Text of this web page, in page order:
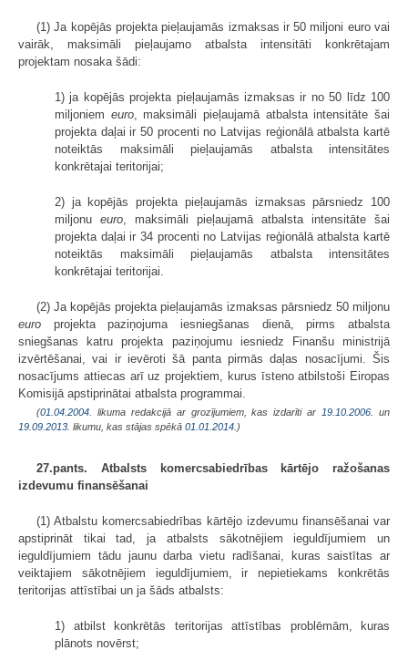
(1) Ja kopējās projekta pieļaujamās izmaksas ir 50 miljoni euro vai
vairāk, maksimāli pieļaujamo atbalsta intensitāti konkrētajam
projektam nosaka šādi:
1) ja kopējās projekta pieļaujamās izmaksas ir no 50 līdz 100
miljoniem euro, maksimāli pieļaujamā atbalsta intensitāte šai
projekta daļai ir 50 procenti no Latvijas reģionālā atbalsta kartē
noteiktās maksimāli pieļaujamās atbalsta intensitātes
konkrētajai teritorijai;
2) ja kopējās projekta pieļaujamās izmaksas pārsniedz 100
miljonu euro, maksimāli pieļaujamā atbalsta intensitāte šai
projekta daļai ir 34 procenti no Latvijas reģionālā atbalsta kartē
noteiktās maksimāli pieļaujamās atbalsta intensitātes
konkrētajai teritorijai.
(2) Ja kopējās projekta pieļaujamās izmaksas pārsniedz 50 miljonu
euro projekta paziņojuma iesniegšanas dienā, pirms atbalsta
sniegšanas katru projekta paziņojumu iesniedz Finanšu ministrijā
izvērtēšanai, vai ir ievēroti šā panta pirmās daļas nosacījumi. Šis
nosacījums attiecas arī uz projektiem, kurus īsteno atbilstoši Eiropas
Komisijā apstiprinātai atbalsta programmai.
(01.04.2004 . likuma redakcijā ar grozījumiem, kas izdarīti ar 19.10.2006.
un
19.09.2013 . likumu, kas stājas spēkā 01.01.2014. )
27.pants. Atbalsts komercsabiedrības kārtējo ražošanas
izdevumu finansēšanai
(1) Atbalstu komercsabiedrības kārtējo izdevumu finansēšanai var
apstiprināt tikai tad, ja atbalsts sākotnējiem ieguldījumiem un
ieguldījumiem tādu jaunu darba vietu radīšanai, kuras saistītas ar
veiktajiem sākotnējiem ieguldījumiem, ir nepietiekams konkrētās
teritorijas attīstībai un ja šāds atbalsts:
1) atbilst konkrētās teritorijas attīstības problēmām, kuras
plānots novērst;